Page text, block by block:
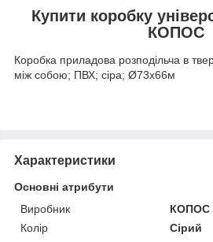
Купити коробку
КОПОС
Коробка приладова розподільча в
між собою; ПВХ; сіра; Ø73х66м
Характеристики
Основні атрибути
Виробник
КОПОС
Колір
Сірий